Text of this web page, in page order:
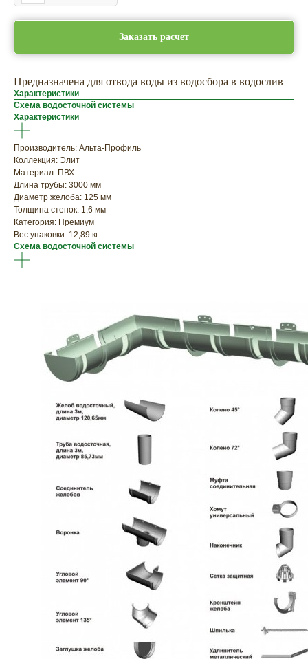
Заказать расчет
Предназначена для отвода воды из водосбора в водослив
Характеристики
Схема водосточной системы
Характеристики
Производитель: Альта-Профиль
Коллекция: Элит
Материал: ПВХ
Длина трубы: 3000 мм
Диаметр желоба: 125 мм
Толщина стенок: 1,6 мм
Категория: Премиум
Вес упаковки: 12,89 кг
Схема водосточной системы
ПРИЦЕНИТЬСЯ?
Узнайте примерную
стоимость фасада
прямо сейчас